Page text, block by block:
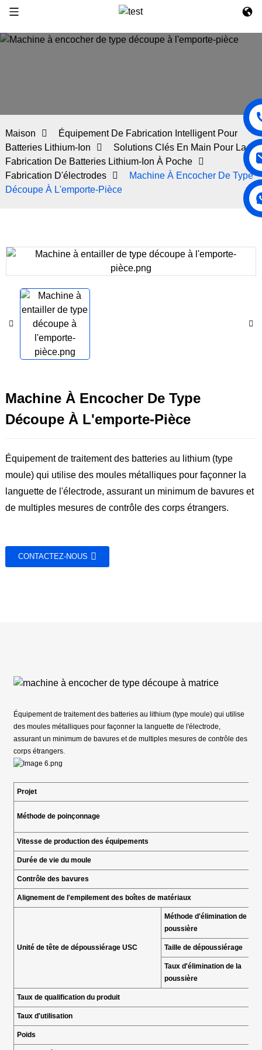
Maison
Équipement De Fabrication Intelligent Pour
Batteries Lithium-Ion
Solutions Clés En Main Pour La
Fabrication De Batteries Lithium-Ion À Poche
Fabrication D'électrodes
Machine À Encocher De Type
Découpe À L'emporte-Pièce
Machine À Encocher De Type
Découpe À L'emporte-Pièce
Équipement de traitement des batteries au lithium (type
moule) qui utilise des moules métalliques pour façonner la
languette de l'électrode, assurant un minimum de bavures et
de multiples mesures de contrôle des corps étrangers.
CONTACTEZ-NOUS
Équipement de traitement des batteries au lithium (type moule) qui utilise
des moules métalliques pour façonner la languette de l'électrode,
assurant un minimum de bavures et de multiples mesures de contrôle des
corps étrangers.
Projet
Méthode de poinçonnage
Vitesse de production des équipements
Durée de vie du moule
Contrôle des bavures
Alignement de l'empilement des boîtes de matériaux
Unité de tête de dépoussiérage USC
Méthode d'élimination de la
poussière
Taille de dépoussiérage
Taux d'élimination de la
poussière
Taux de qualification du produit
Taux d'utilisation
Poids